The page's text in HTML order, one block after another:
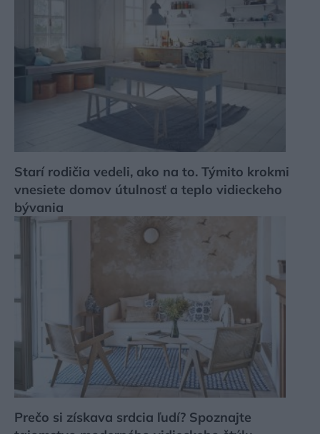
Starí rodičia vedeli, ako na to. Týmito krokmi
vnesiete domov útulnosť a teplo vidieckeho
bývania
Prečo si získava srdcia ľudí? Spoznajte